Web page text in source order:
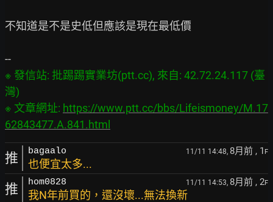
不知道是不是史低但應該是現在最低價
※ 發信站: 批踢踢實業坊(ptt.cc), 來自: 42.72.24.117 (臺
灣)
※ 文章網址: https://www.ptt.cc/bbs/Lifeismoney/M.17
62843477.A.841.html
推 bagaalo 11/11 14:48, 8月前 , 1 F
也便宜太多...
推 hom0828 11/11 14:53, 8月前 , 2F
我N年前買的，還沒壞...無法換新